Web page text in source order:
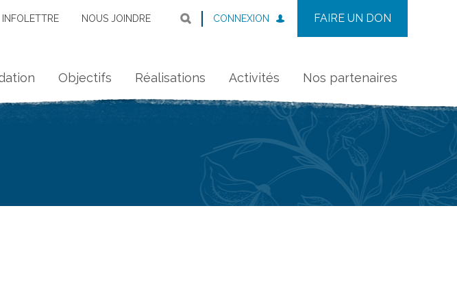
INFOLETTRE NOUS JOINDRE CONNEXION FAIRE UN DON
Objectifs Réalisations Activités Nos partenaires